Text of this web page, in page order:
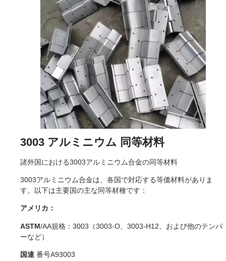
3003 アルミニウム 同等材料
諸外国における3003アルミニウム合金の同等材料
3003アルミニウム合金は、各国で対応する等価材料がありま
す。以下は主要国の主な同等材種です：
アメリカ：
ASTM/AA規格：3003（3003-O、3003-H12、および他のテンパ
ーなど）
国連 番号A93003